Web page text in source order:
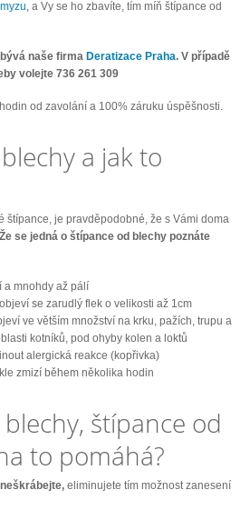
, a Vy se ho zbavíte, tím míň štípance od
naše firma Deratizace Praha. V případě
volejte 736 261 309
od zavolání a 100% záruku úspěšnosti.
a jak to
štípance, je pravděpodobné, že s Vámi doma
Že se jedná o štípance od blechy poznáte
a mnohdy až pálí
se zarudlý flek o velikosti až 1cm
ve větším množství na krku, pažích, trupu a
kotníků, pod ohyby kolen a loktů
alergická reakce (kopřivka)
zmizí během několika hodin
štípance od
to pomáhá?
eliminujete tím možnost zanesení